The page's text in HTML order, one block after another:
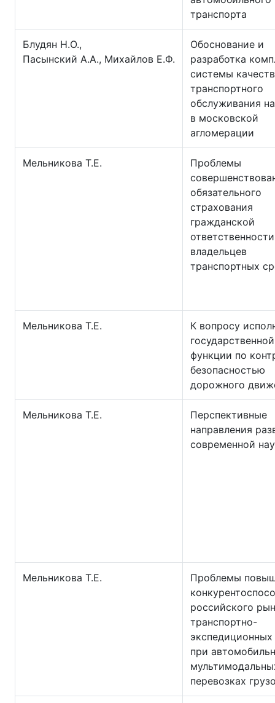
транспорта
Блудян Н.О.,
Пасынский А.А., Михайлов Е.Ф.
Обоснование и
разработка
системы
транспортного
обслуживания
в московской
агломерации
Мельникова Т.Е.
Проблемы
обязательного
страхования
гражданской
ответственности
владельцев
транспортных
Мельникова Т.Е.
К вопросу
государственной
функции по
безопасностью
дорожного
Мельникова Т.Е.
Перспективные
направления
современной
Мельникова Т.Е.
Проблемы
российского
транспортно-
экспедиционных
при
перевозках